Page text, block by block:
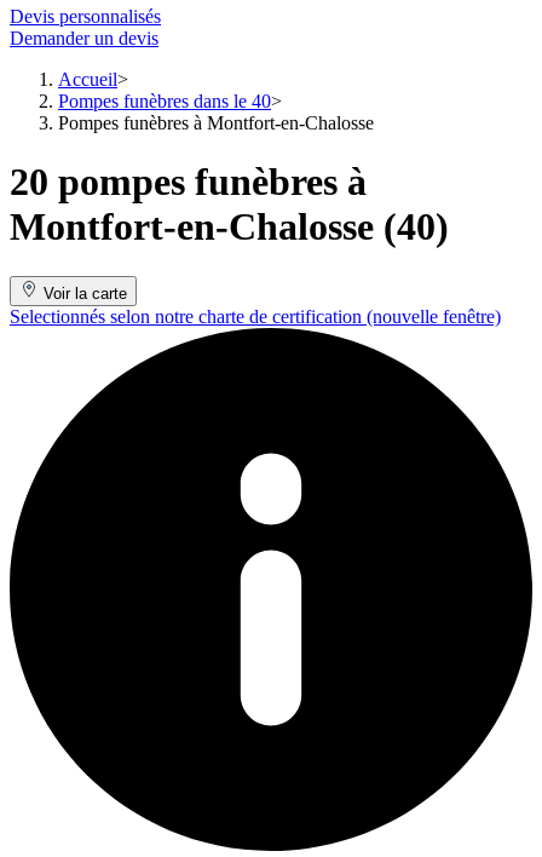
Devis personnalisés
Demander un devis
Accueil
Pompes funèbres dans le 40
Pompes funèbres à Montfort-en-Chalosse
20 pompes funèbres à
Montfort-en-Chalosse (40)
Voir la carte
Selectionnés selon notre charte de certification (nouvelle fenêtre)